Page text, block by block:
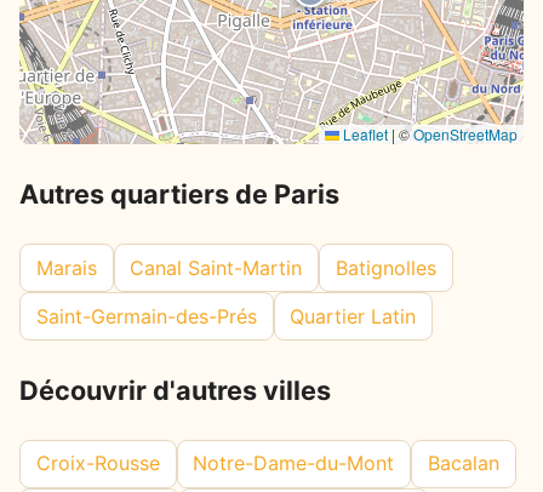
Leaflet |©OpenStreetMap
Autres quartiers de Paris
Marais Canal Saint-Martin
Batignolles
Saint-Germain-des-Prés
Quartier Latin
Découvrir d'autres villes
Croix-Rousse Notre-Dame-du-Mont
Bacalan